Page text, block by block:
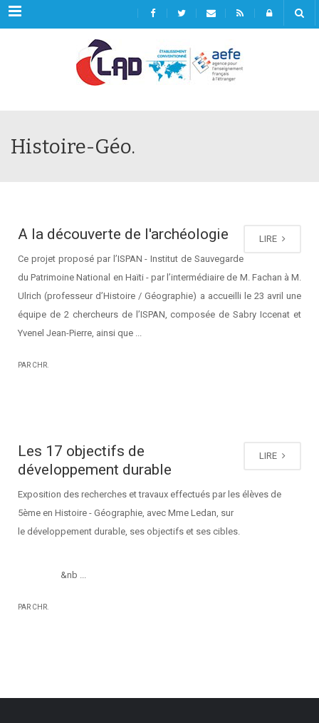
Menu
Histoire-Géo.
LIRE
A la découverte de l'archéologie
Ce projet proposé par l’ISPAN - Institut de Sauvegarde
du Patrimoine National en Haïti - par l’intermédiaire de M. Fachan à M.
Ulrich (professeur d’Histoire / Géographie) a accueilli le 23 avril une
équipe de 2 chercheurs de l’ISPAN, composée de Sabry Iccenat et
Yvenel Jean-Pierre, ainsi que ...
PAR CHR.
LIRE
Les 17 objectifs de
développement durable
Exposition des recherches et travaux effectués par les élèves de
5ème en Histoire - Géographie, avec Mme Ledan, sur
le développement durable, ses objectifs et ses cibles.
&nb ...
PAR CHR.